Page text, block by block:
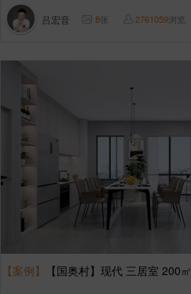
吕宏音 8张 2761059浏览
【案例】 【国奥村】现代 三居室 200㎡